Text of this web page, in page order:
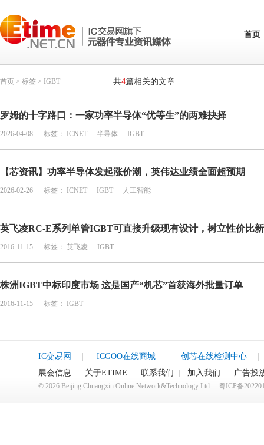
首页
首页 > 标签 > IGBT 共4篇相关的文章
罗姆的十字路口：一家功率半导体“优等生”的两难抉择
2026-04-08 标签： ICNET 半导体 IGBT
【芯资讯】功率半导体发起涨价潮，英伟达业绩全面超预期
2026-02-26 标签： ICNET IGBT 人工智能
英飞凌RC-E系列单管IGBT可直接升级现有设计，树立性价比
2016-11-15 标签： 英飞凌 IGBT
株洲IGBT中标印度市场 这是国产“机芯”首获海外批量订单
2016-11-15 标签： IGBT
IC交易网 ICGOO在线商城 创芯在线检测中心
展会信息
关于ETIME 联系我们 加入我们 广告投
© 2026 Beijing Chuangxin Online Network&Technology Ltd 粤ICP备